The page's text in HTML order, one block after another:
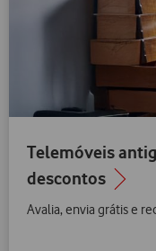
Telemóveis
descontos
Avalia, envia grátis e